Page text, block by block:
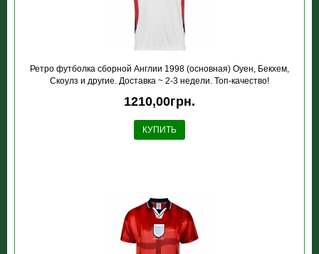
Ретро футболка сборной Англии 1998 (основная) Оуен, Бекхем,
Скоулз и другие. Доставка ~ 2-3 недели. Топ-качество!
1210,00грн.
КУПИТЬ